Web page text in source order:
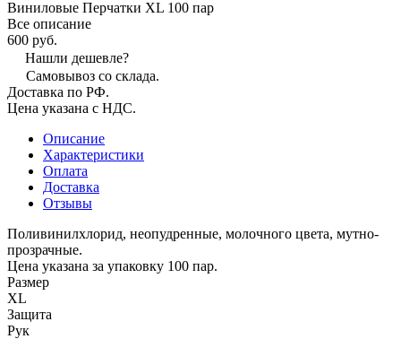
Виниловые Перчатки XL 100 пар
Все описание
600 руб.
Нашли дешевле?
Самовывоз со склада.
Доставка по РФ.
Цена указана с НДС.
Описание
Характеристики
Оплата
Доставка
Отзывы
Поливинилхлорид, неопудренные, молочного цвета, мутно-
прозрачные.
Цена указана за упаковку 100 пар.
Размер
XL
Защита
Рук